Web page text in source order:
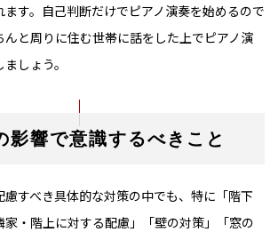
す。自己判断だけでピアノ演奏を始めるので
んと周りに住む世帯に話をした上でピアノ演
しょう。
影響で意識するべきこと
すべき具体的な対策の中でも、特に「階下
家・階上に対する配慮」「壁の対策」「窓の